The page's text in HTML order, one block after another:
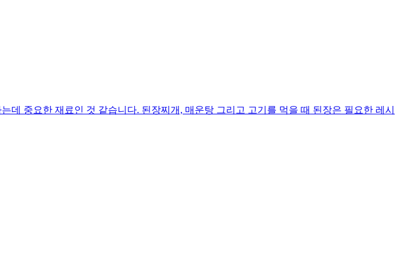
중요한 재료인 것 같습니다. 된장찌개, 매운탕 그리고 고기를 먹을 때 된장은 필요한 레시